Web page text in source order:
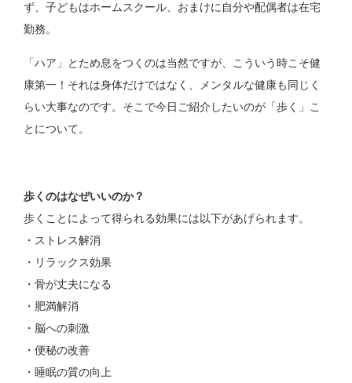
ず、子どもはホームスクール、おまけに自分や配偶者は在宅
勤務。
「ハア」とため息をつくのは当然ですが、こういう時こそ健
康第一！それは身体だけではなく、メンタルな健康も同じく
らい大事なのです。そこで今日ご紹介したいのが「歩く」こ
とについて。
歩くのはなぜいいのか？
歩くことによって得られる効果には以下があげられます。
・ストレス解消
・リラックス効果
・骨が丈夫になる
・肥満解消
・脳への刺激
・便秘の改善
・睡眠の質の向上